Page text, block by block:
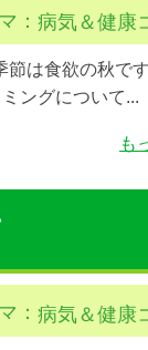
： 病気＆健康
節は食欲の秋で
ングについて...
も
： 病気＆健康